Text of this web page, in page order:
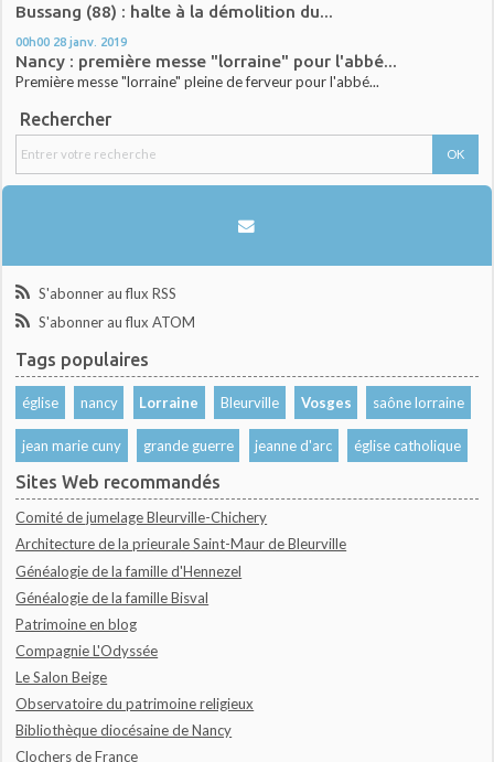
Bussang (88) : halte à la démolition du...
00h00 28 janv. 2019
Nancy : première messe "lorraine" pour l'abbé...
Première messe "lorraine" pleine de ferveur pour l'abbé...
Rechercher
S'abonner au flux RSS
S'abonner au flux ATOM
Tags populaires
église nancy Lorraine Bleurville Vosges saône lorraine
jean marie cuny grande guerre jeanne d'arc église catholique
Sites Web recommandés
Comité de jumelage Bleurville-Chichery
Architecture de la prieurale Saint-Maur de Bleurville
Généalogie de la famille d'Hennezel
Généalogie de la famille Bisval
Patrimoine en blog
Compagnie L'Odyssée
Le Salon Beige
Observatoire du patrimoine religieux
Bibliothèque diocésaine de Nancy
Clochers de France